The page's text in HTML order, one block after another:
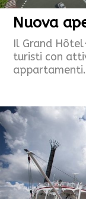
Nuova
Il Grand
turisti con
appartamenti.